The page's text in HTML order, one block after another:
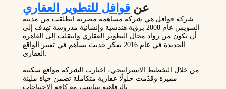
عنقوافل للتطوير العقاري
شركة قوافل هي شركة مساهمه مصريه انطلقت من مدينة
السويس عام 2008 برؤية هندسية وإنشائية مدروسة تهدف إلى
أن تكون من رواد مجال التطوير العقاري وانتقلت إلى القاهرة
الجديدة في عام 2016 بفكر حديث يساهم في تغيير الواقع
من خلال التخطيط الاستراتيجي، اختارت الشركة مواقع سكنية
مميزة وقدّمت حلولًا عقارية متكاملة تضمن حياة مليئة